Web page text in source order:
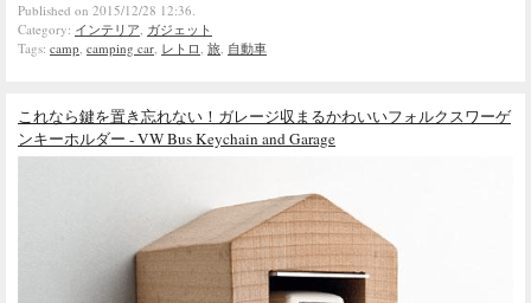
Published on 2015/12/28 12:36.
Category: インテリア, ガジェット
Tags: camp, camping car, レトロ, 旅, 自動車
これなら鍵を置き忘れない！ガレージ収まるかわいいフォルクスワーゲ
ンキーホルダー - VW Bus Keychain and Garage